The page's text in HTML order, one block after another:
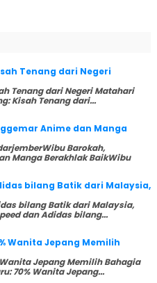
Tenang dari Negeri
Tenang dari Negeri Matahari
Kisah Tenang dari...
Anime dan Manga
Barokah,
Manga Berakhlak BaikWibu
bilang Batik dari Malaysia,
bilang Batik dari Malaysia,
dan Adidas bilang...
Wanita Jepang Memilih
Jepang Memilih Bahagia
70% Wanita Jepang...